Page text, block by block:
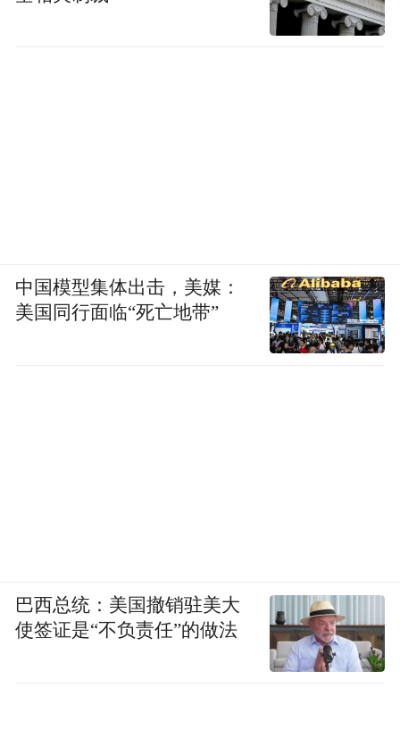
中国模型集体出击，美媒：
美国同行面临“死亡地带”
巴西总统：美国撤销驻美大
使签证是“不负责任”的做法